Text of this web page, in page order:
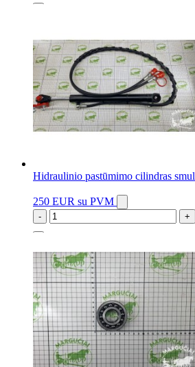
Hidraulinio pastūmimo cilindras
250 EUR su PVM
- +